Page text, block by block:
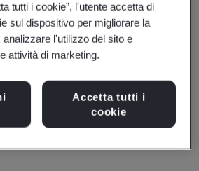
Effettua l’upgrade
tutti i cookie”, l'utente accetta di
sul dispositivo per migliorare la
analizzare l'utilizzo del sito e
attività di marketing.
Accetta tutti i
cookie